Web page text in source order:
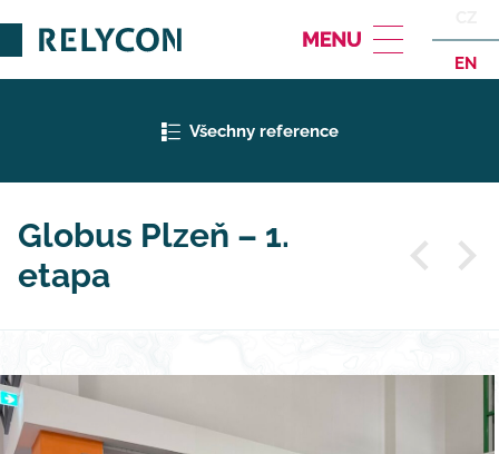
EN
Všechny reference
Globus Plzeň – 1.
etapa